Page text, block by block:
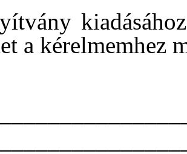
a kérelmemhez